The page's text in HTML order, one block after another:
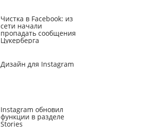
Чистка в Facebook: из
сети начали
пропадать сообщения
Цукерберга
Дизайн для Instagram
Instagram обновил
функции в разделе
Stories